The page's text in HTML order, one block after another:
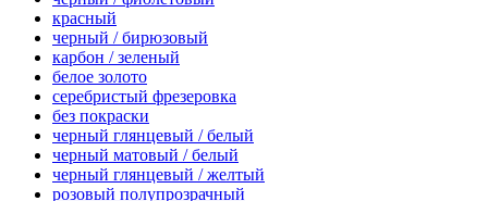
красный
черный / бирюзовый
карбон / зеленый
белое золото
серебристый фрезеровка
без покраски
черный глянцевый / белый
черный матовый / белый
черный глянцевый / желтый
розовый полупрозрачный